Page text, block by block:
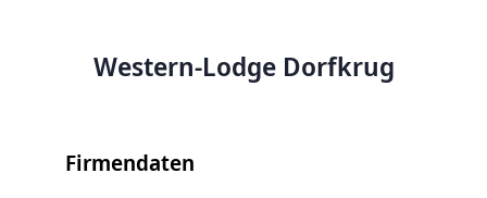
Western-Lodge Dorfkrug
Firmendaten